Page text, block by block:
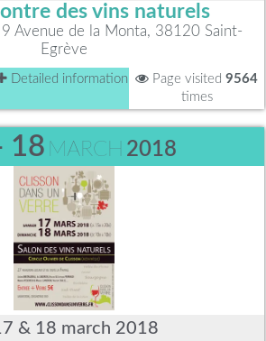
des vins naturels
Avenue de la Monta, 38120 Saint-
Egrève
Detailed information Page visited 9564
times
18 MARCH 2018
& 18 march 2018